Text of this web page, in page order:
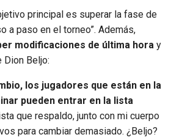
principal es superar la fase de
a paso en el torneo”. Además,
modificaciones de última hora y
Dion Beljo:
los jugadores que están en la
pueden entrar en la lista
que respaldo, junto con mi cuerpo
para cambiar demasiado. ¿Beljo?